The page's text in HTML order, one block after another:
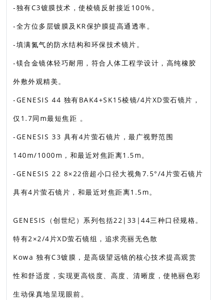
-独有C3镀膜技术，使棱镜反射接近100%。
-全方位多层镀膜及KR保护膜提高通透率。
-填满氮气的防水结构和环保技术镜片。
-镁合金镜体轻巧耐用，符合人体工程学设计，高纯橡胶
外敷外观精美。
-GENESIS 44 独有BAK4+SK15棱镜/4片XD萤石镜片，
仅1.7同m最短焦距 。
-GENESIS 33 具有4片萤石镜片，最广视野范围
140m/1000m，和最近对焦距离1.5m。
-GENESIS 22 8×22倍超小口径大视角7.5°/4片萤石镜片
具有4片萤石镜片，和最近对焦距离1.5m。
GENESIS（创世纪）系列包括22|33|44三种口径规格。
特有2×2/4片XD萤石镜组，追求亮丽无色散
Kowa 独有C3镀膜，是高级望远镜的核心技术提高观赏
性和舒适度，实现更高锐度、高度、清晰度，使艳丽色彩
生动保真地呈现眼前。